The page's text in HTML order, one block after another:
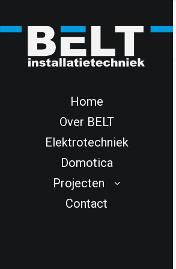
Home
Over BELT
Elektrotechniek
Domotica
Projecten
Contact